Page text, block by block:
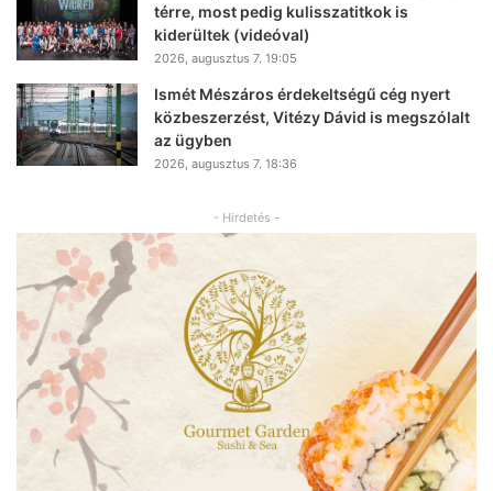
térre, most pedig kulisszatitkok is
kiderültek (videóval)
2026, augusztus 7. 19:05
Ismét Mészáros érdekeltségű cég nyert
közbeszerzést, Vitézy Dávid is megszólalt
az ügyben
2026, augusztus 7. 18:36
- Hirdetés -